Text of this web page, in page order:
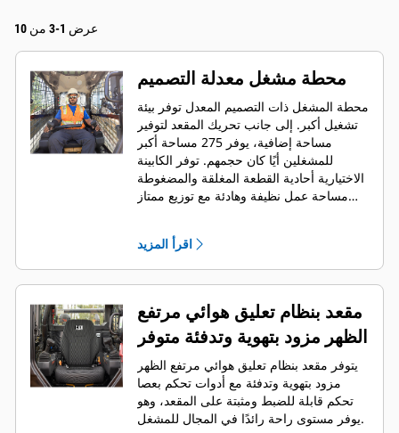
عرض 1-3 من 10
محطة مشغل معدلة التصميم
محطة المشغل ذات التصميم المعدل توفر بيئة
تشغيل أكبر. إلى جانب تحريك المقعد لتوفير
مساحة إضافية، يوفر 275 مساحة أكبر
للمشغلين أيًا كان حجمهم. توفر الكابينة
الاختيارية أحادية القطعة المغلقة والمضغوطة
مساحة عمل نظيفة وهادئة مع توزيع ممتاز
اقرأ المزيد
مقعد بنظام تعليق هوائي مرتفع
الظهر مزود بتهوية وتدفئة متوفر
يتوفر مقعد بنظام تعليق هوائي مرتفع الظهر
مزود بتهوية وتدفئة مع أدوات تحكم بعصا
تحكم قابلة للضبط ومثبتة على المقعد، وهو
يوفر مستوى راحة رائدًا في المجال للمشغل.